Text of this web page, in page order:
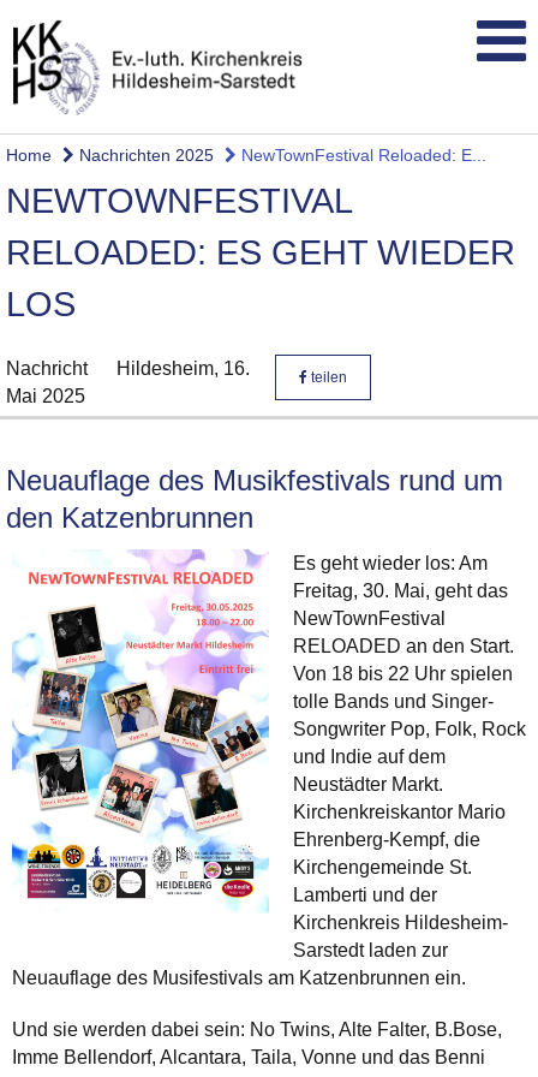
Home Nachrichten 2025 NewTownFestival Reloaded: E...
NEWTOWNFESTIVAL
RELOADED: ES GEHT WIEDER
LOS
Nachricht Hildesheim, 16.
Mai 2025
teilen
Neuauflage des Musikfestivals rund um
den Katzenbrunnen
Es geht wieder los: Am
Freitag, 30. Mai, geht das
NewTownFestival
RELOADED an den Start.
Von 18 bis 22 Uhr spielen
tolle Bands und Singer-
Songwriter Pop, Folk, Rock
und Indie auf dem
Neustädter Markt.
Kirchenkreiskantor Mario
Ehrenberg-Kempf, die
Kirchengemeinde St.
Lamberti und der
Kirchenkreis Hildesheim-
Sarstedt laden zur
Neuauflage des Musifestivals am Katzenbrunnen ein.
Und sie werden dabei sein: No Twins, Alte Falter, B.Bose,
Imme Bellendorf, Alcantara, Taila, Vonne und das Benni